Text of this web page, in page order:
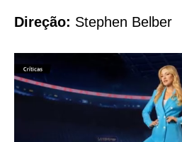
Direção: Stephen Belber